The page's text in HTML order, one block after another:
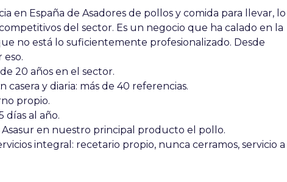
en España de Asadores de pollos y comida para llevar, lo
del sector. Es un negocio que ha calado en la
no está lo suficientemente profesionalizado. Desde
eso.
20 años en el sector.
casera y diaria: más de 40 referencias.
propio.
días al año.
Asasur en nuestro principal producto el pollo.
integral: recetario propio, nunca cerramos, servicio a